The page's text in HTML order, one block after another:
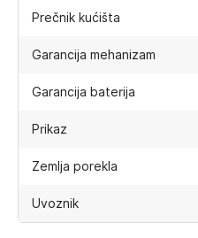
Prečnik kućišta
Garancija mehanizam
Garancija baterija
Prikaz
Zemlja porekla
Uvoznik